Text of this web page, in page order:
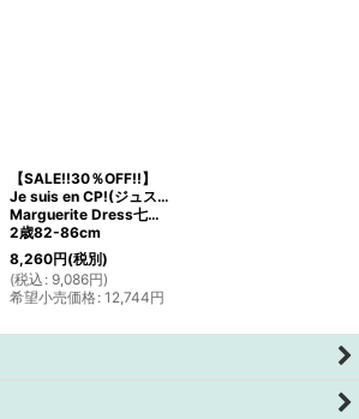
【SALE!!30％OFF!!】
Je suis en CP!(ジュスィザンセーペー)
Marguerite Dress七分袖ワンピース(ベージュ水玉)
2歳82-86cm
8,260円(税別)
(税込 : 9,086円)
希望小売価格: 12,744円